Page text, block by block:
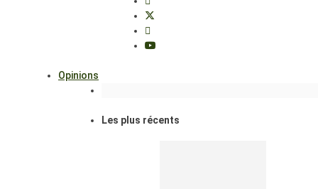
Opinions
Les plus récents